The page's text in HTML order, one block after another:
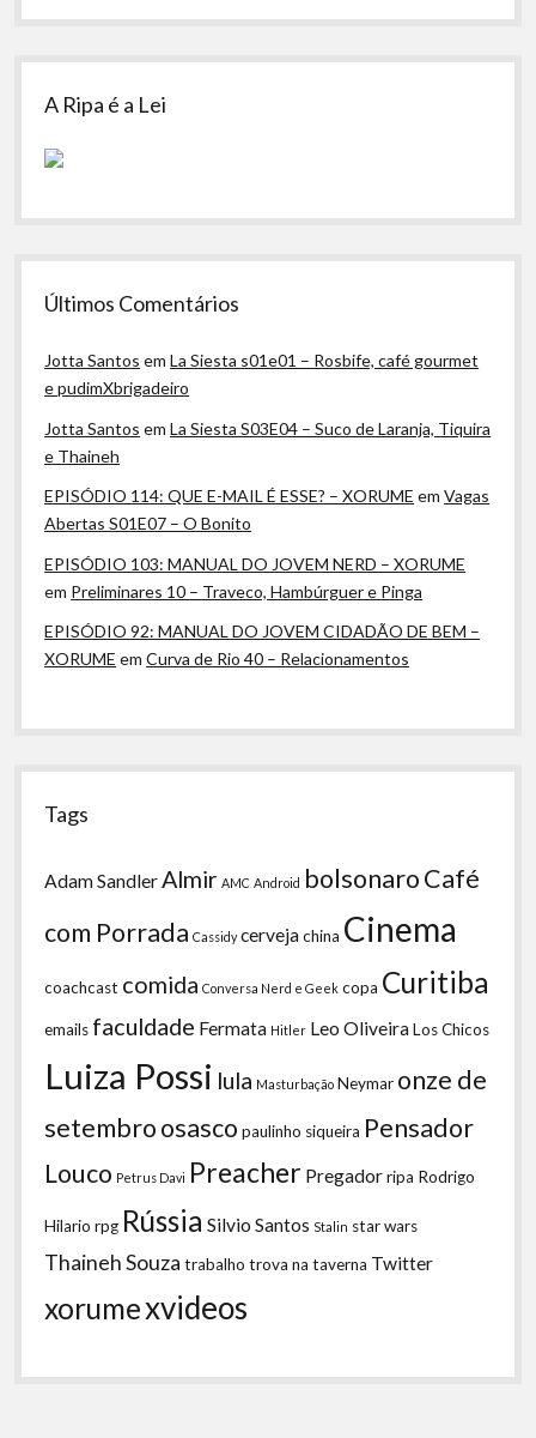
A Ripa é a Lei
Últimos Comentários
Jotta Santos emLa Siesta s01e01 – Rosbife, café gourmet
e pudimXbrigadeiro
Jotta Santos emLa Siesta S03E04 – Suco de Laranja, Tiquira
e Thaineh
EPISÓDIO 114: QUE E-MAIL É ESSE? – XORUME emVagas
Abertas S01E07 – O Bonito
EPISÓDIO 103: MANUAL DO JOVEM NERD – XORUME
em Preliminares 10 – Traveco, Hambúrguer e Pinga
EPISÓDIO 92: MANUAL DO JOVEM CIDADÃO DE BEM –
XORUME emCurva de Rio 40 – Relacionamentos
Tags
Adam Sandler Almir AMC Android bolsonaroCafé
com Porrada Cassidy cervejachina Cinema
coachcast comida Conversa Nerd e Geek copa Curitiba
emails faculdade Fermata Hitler Leo OliveiraLos Chicos
Luiza Possi lula Masturbação Neymar onze de
setembroosasco paulinho siqueira Pensador
Louco Petrus Davi Preacher Pregadorripa Rodrigo
Hilario rpg Rússia Silvio Santos Stalin star wars
Thaineh Souza trabalho trova na taverna Twitter
xorumexvideos